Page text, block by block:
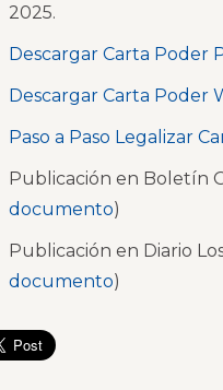
2025.
Descargar Carta Poder
Descargar Carta Poder
Paso a Paso Legalizar
Publicación en Boletín
documento)
Publicación en Diario
documento)